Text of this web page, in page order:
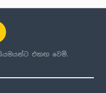
එකඟ වෙමි.